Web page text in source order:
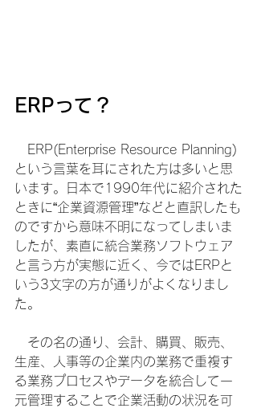
ERPって？
ERP(Enterprise Resource Planning)
という言葉を耳にされた方は多いと思
います。日本で1990年代に紹介された
ときに“企業資源管理”などと直訳したも
のですから意味不明になってしまいま
したが、素直に統合業務ソフトウェア
と言う方が実態に近く、今ではERPと
いう3文字の方が通りがよくなりまし
た。
その名の通り、会計、購買、販売、
生産、人事等の企業内の業務で重複す
る業務プロセスやデータを統合して一
元管理することで企業活動の状況を可